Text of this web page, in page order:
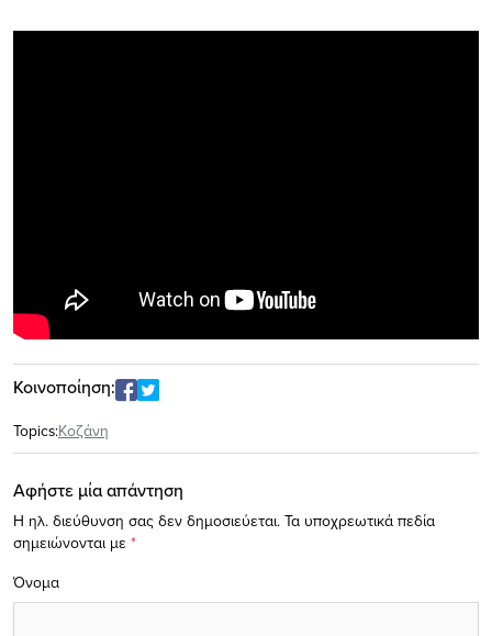
Κοινοποίηση:
Topics:Κοζάνη
Αφήστε μία απάντηση
Η ηλ. διεύθυνση σας δεν δημοσιεύεται. Τα υποχρεωτικά πεδία
σημειώνονται με *
Όνομα